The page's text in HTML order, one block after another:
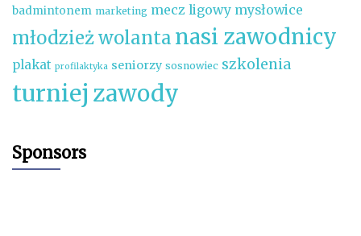
badmintonem marketing mecz ligowy mysłowice
młodzież wolanta nasi zawodnicy
plakat profilaktyka seniorzy sosnowiec szkolenia
turniej zawody
Sponsors